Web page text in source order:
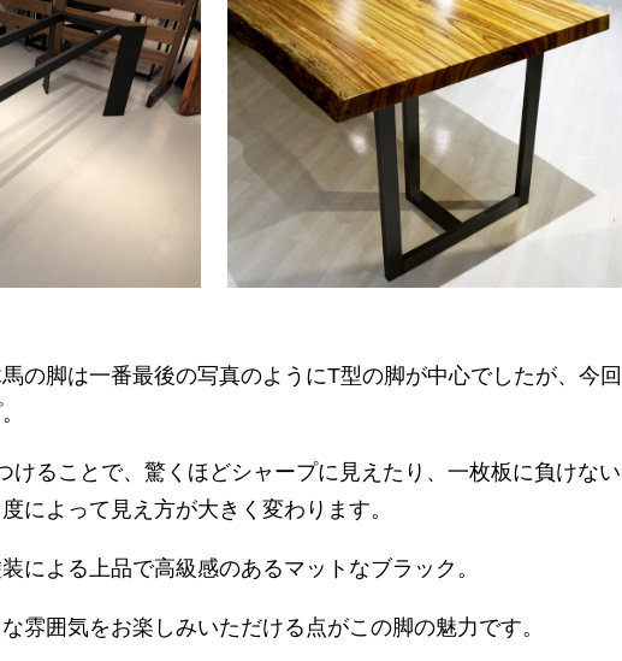
の脚は一番最後の写真のようにT型の脚が中心でしたが、今回
けることで、驚くほどシャープに見えたり、一枚板に負けない
によって見え方が大きく変わります。
による上品で高級感のあるマットなブラック。
雰囲気をお楽しみいただける点がこの脚の魅力です。